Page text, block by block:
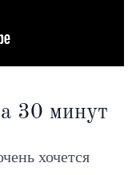
30 минут
хочется